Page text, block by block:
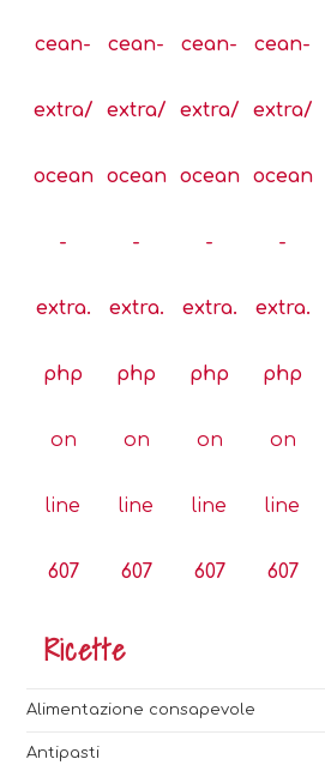
cean-
extra/
ocean
-
extra.
php
on
line
607
cean-
extra/
ocean
-
extra.
php
on
line
607
cean-
extra/
ocean
-
extra.
php
on
line
607
cean-
extra/
ocean
-
extra.
php
on
line
607
Ricette
Alimentazione consapevole
Antipasti